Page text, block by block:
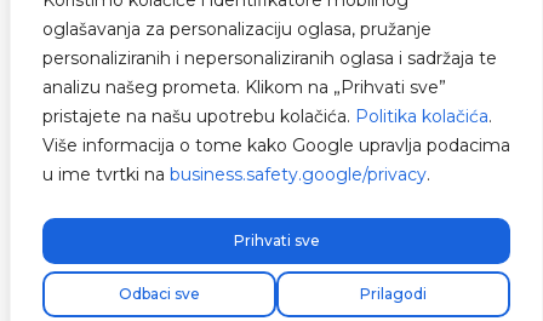
oglašavanja za personalizaciju oglasa, pružanje
personaliziranih i nepersonaliziranih oglasa i sadržaja te
analizu našeg prometa. Klikom na „Prihvati sve”
pristajete na našu upotrebu kolačića. Politika kolačića.
Više informacija o tome kako Google upravlja podacima
u ime tvrtki na business.safety.google/privacy.
Prilagodi
Odbaci sve
Prihvati sve